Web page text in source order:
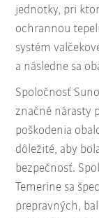
jednotky, pri
ochrannou
systém
a následne sa
Spoločnosť
značné nárasty
poškodenia
dôležité, aby
bezpečnosť.
Temerine sa
prepravných,